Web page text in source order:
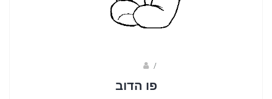
/
פו הדוב